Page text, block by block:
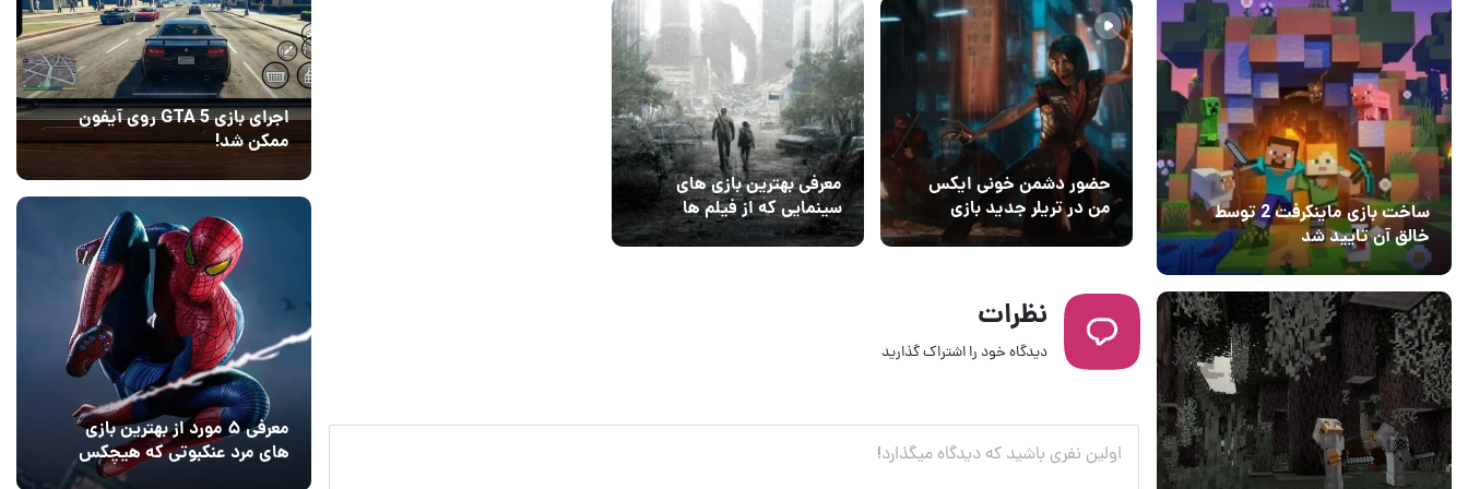
ساخت بازی ماینکرفت 2 توسط
خالق آن تایید شد
۱
04 آبان 1403
حضور دشمن خونی ایکس
من در تریلر جدید بازی
Marvel’s Wolverine
معرفی بهترین بازی های
سینمایی که از فیلم‌ ها
هم جذاب‌تر هستند
نظرات
دیدگاه خود را اشتراک گذارید
اجرای بازی GTA 5 روی آیفون
ممکن شد!
معرفی ۵ مورد از بهترین بازی
های مرد عنکبوتی که هیچکس